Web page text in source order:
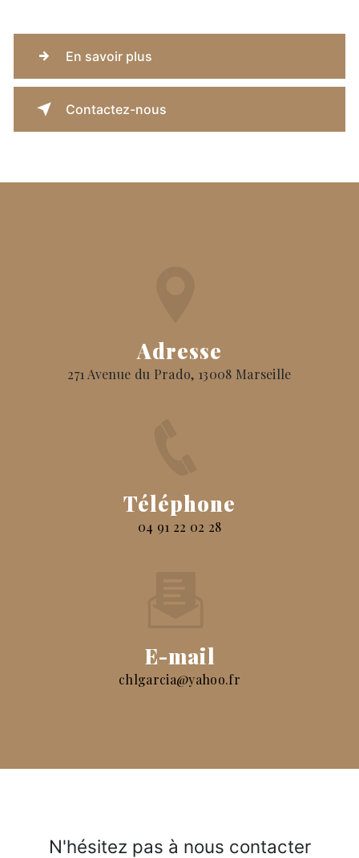
En savoir plus
Contactez-nous
Adresse
271 Avenue du Prado, 13008 Marseille
Téléphone
04 91 22 02 28
E-mail
chlgarcia@yahoo.fr
N'hésitez pas à nous contacter